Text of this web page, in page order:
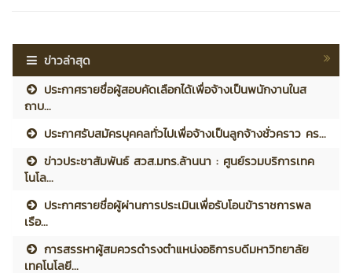
ข่าวล่าสุด
ประกาศรายชื่อผู้สอบคัดเลือกได้เพื่อจ้างเป็นพนักงานในส
ถาบ...
ประกาศรับสมัครบุคคลทั่วไปเพื่อจ้างเป็นลูกจ้างชั่วคราว คร...
ข่าวประชาสัมพันธ์ สวส.มทร.ล้านนา : ศูนย์รวมบริการเทค
โนโล...
ประกาศรายชื่อผู้ผ่านการประเมินเพื่อรับโอนข้าราชการพล
เรือ...
การสรรหาผู้สมควรดำรงตำแหน่งอธิการบดีมหาวิทยาลัย
เทคโนโลยี...